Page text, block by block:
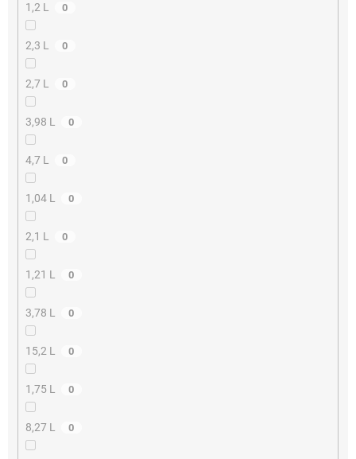
1,2 L 0
2,3 L 0
2,7 L 0
3,98 L 0
4,7 L 0
1,04 L 0
2,1 L 0
1,21 L 0
3,78 L 0
15,2 L 0
1,75 L 0
8,27 L 0